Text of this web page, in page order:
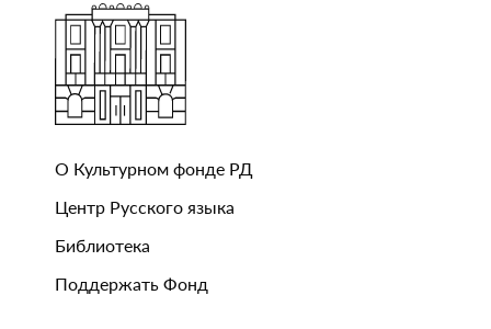
О Культурном фонде РД
Центр Русского языка
Библиотека
Поддержать Фонд